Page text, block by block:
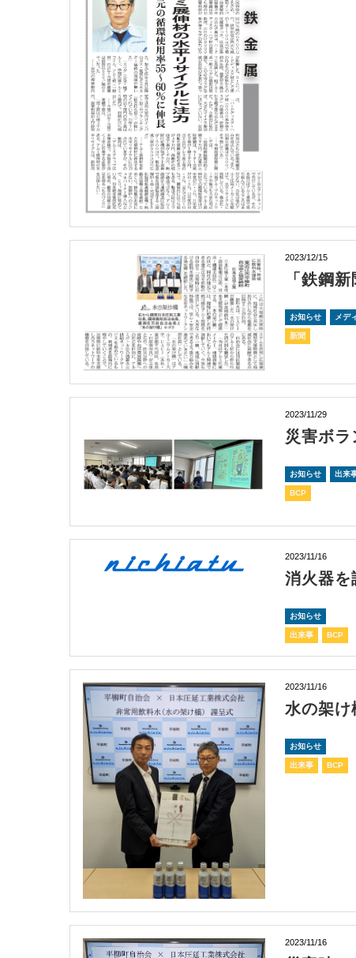
2023/12/15
「鉄鋼
お知らせ メデ
新聞
2023/11/29
災害ボラ
お知らせ 出来
BCP
2023/11/16
消火器を
お知らせ
出来事 BCP
2023/11/16
水の架け
お知らせ
出来事 BCP
2023/11/16